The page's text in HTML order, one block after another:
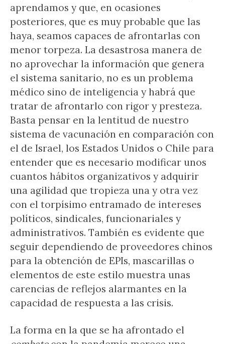
aprendamos y que, en ocasiones
posteriores, que es muy probable que las
haya, seamos capaces de afrontarlas con
menor torpeza. La desastrosa manera de
no aprovechar la información que genera
el sistema sanitario, no es un problema
médico sino de inteligencia y habrá que
tratar de afrontarlo con rigor y presteza.
Basta pensar en la lentitud de nuestro
sistema de vacunación en comparación con
el de Israel, los Estados Unidos o Chile para
entender que es necesario modificar unos
cuantos hábitos organizativos y adquirir
una agilidad que tropieza una y otra vez
con el torpísimo entramado de intereses
políticos, sindicales, funcionariales y
administrativos. También es evidente que
seguir dependiendo de proveedores chinos
para la obtención de EPIs, mascarillas o
elementos de este estilo muestra unas
carencias de reflejos alarmantes en la
capacidad de respuesta a las crisis.
La forma en la que se ha afrontado el